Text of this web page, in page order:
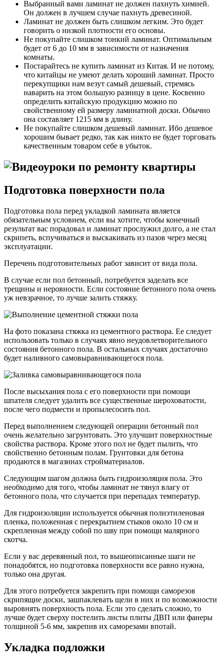
Выбранный вами ламинат не должен пахнуть химией.
Он должен в лучшем случае пахнуть древесиной.
Ламинат не должен быть слишком легким. Это будет
говорить о низкой плотности его основы.
Не покупайте слишком тонкий ламинат. Оптимальным
будет от 6 до 10 мм в зависимости от назначения
комнаты.
Постарайтесь не купить ламинат из Китая. И не потому,
что китайцы не умеют делать хороший ламинат. Просто
перекупщики нам везут самый дешевый, стремясь
наварить на этом большую разницу в цене. Косвенно
определить китайскую продукцию можно по
свойственному ей размеру ламинатной доски. Обычно
она составляет 1215 мм в длину.
Не покупайте слишком дешевый ламинат. Ибо дешевое
хорошим бывает редко, так как никто не будет торговать
качественным товаром себе в убыток.
Подготовка поверхности пола
Подготовка пола перед укладкой ламината является
обязательным условием, если вы хотите, чтобы конечный
результат вас порадовал и ламинат прослужил долго, а не стал
скрипеть, вспучиваться и выскакивать из пазов через месяц
эксплуатации.
Перечень подготовительных работ зависит от вида пола.
В случае если пол бетонный, потребуется заделать все
трещины и неровности. Если состояние бетонного пола очень
уж невзрачное, то лучше залить стяжку.
На фото показана стяжка из цементного раствора. Ее следует
использовать только в случаях явно неудовлетворительного
состояния бетонного пола. В остальных случаях достаточно
будет наливного самовыравнивающегося пола.
После высыхания пола с его поверхности при помощи
шпателя следует удалить все существенные шероховатости,
после чего подмести и пропылесосить пол.
Перед выполнением следующей операции бетонный пол
очень желательно загрунтовать. Это улучшит поверхностные
свойства раствора. Кроме этого пол не будет пылить, что
свойственно бетонным полам. Грунтовки для бетона
продаются в магазинах стройматериалов.
Следующим шагом должна быть гидроизоляция пола. Это
необходимо для того, чтобы ламинат не тянул влагу от
бетонного пола, что случается при перепадах температур.
Для гидроизоляции используется обычная полиэтиленовая
пленка, положенная с перекрытием стыков около 10 см и
скрепленная между собой по шву при помощи малярного
скотча.
Если у вас деревянный пол, то вышеописанные шаги не
понадобятся, но подготовка поверхности все равно нужна,
только она другая.
Для этого потребуется закрепить при помощи саморезов
скрипящие доски, зашпаклевать щели в них и по возможности
выровнять поверхность пола. Если это сделать сложно, то
лучше будет сверху постелить листы плиты ДВП или фанеры
толщиной 5-6 мм, закрепив их саморезами впотай.
Укладка подложки